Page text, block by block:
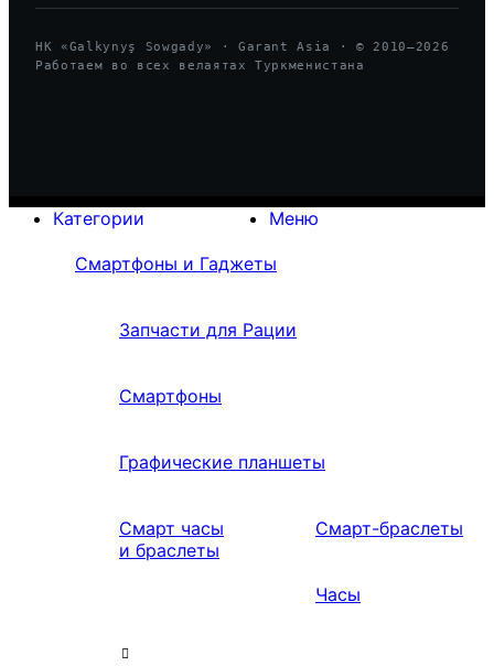
HK «Galkynyş Sowgady» · Garant Asia · © 2010—2026
Работаем во всех велаятах Туркменистана
Меню
Категории
Смартфоны и Гаджеты
Запчасти для Рации
Смартфоны
Графические планшеты
Смарт часы
и браслеты
Смарт-браслеты
Часы